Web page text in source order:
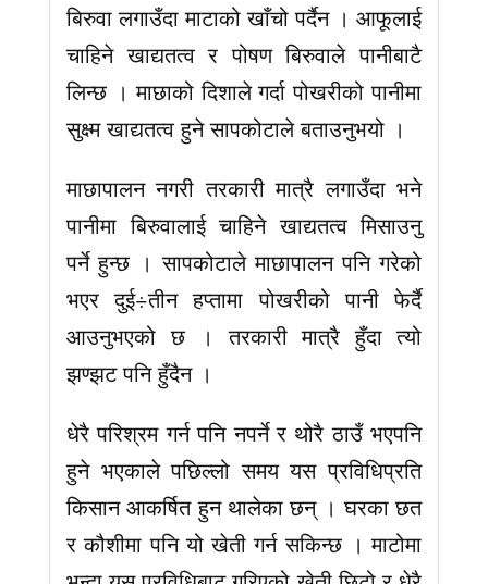
बिरुवा लगाउँदा माटाको खाँचो पर्दैन । आफूलाई
चाहिने खाद्यतत्व र पोषण बिरुवाले पानीबाटै
लिन्छ । माछाको दिशाले गर्दा पोखरीको पानीमा
सुक्ष्म खाद्यतत्व हुने सापकोटाले बताउनुभयो ।
माछापालन नगरी तरकारी मात्रै लगाउँदा भने
पानीमा बिरुवालाई चाहिने खाद्यतत्व मिसाउनु
पर्ने हुन्छ । सापकोटाले माछापालन पनि गरेको
भएर दुई÷तीन हप्तामा पोखरीको पानी फेर्दै
आउनुभएको छ । तरकारी मात्रै हुँदा त्यो
झण्झट पनि हुँदैन ।
धेरै परिश्रम गर्न पनि नपर्ने र थोरै ठाउँ भएपनि
हुने भएकाले पछिल्लो समय यस प्रविधिप्रति
किसान आकर्षित हुन थालेका छन् । घरका छत
र कौशीमा पनि यो खेती गर्न सकिन्छ । माटोमा